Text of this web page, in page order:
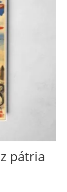
pátria